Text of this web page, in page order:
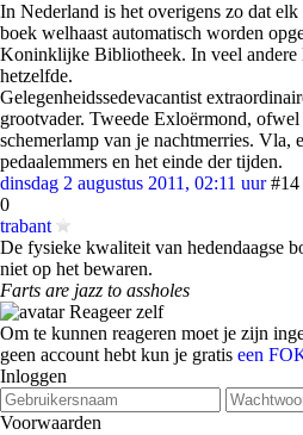
In Nederland is het overigens zo dat
boek welhaast automatisch worden
Koninklijke Bibliotheek. In veel andere
hetzelfde.
Gelegenheidssedevacantist
grootvader. Tweede Exloërmond,
schemerlamp van je nachtmerries.
pedaalemmers en het einde der tijden.
dinsdag 2 augustus 2011, 02:11 uur #14
0
trabant
De fysieke kwaliteit van hedendaagse
niet op het bewaren.
Farts are jazz to assholes
Reageer zelf
Om te kunnen reageren moet je zijn
geen account hebt kun je gratis een
Inloggen
Voorwaarden